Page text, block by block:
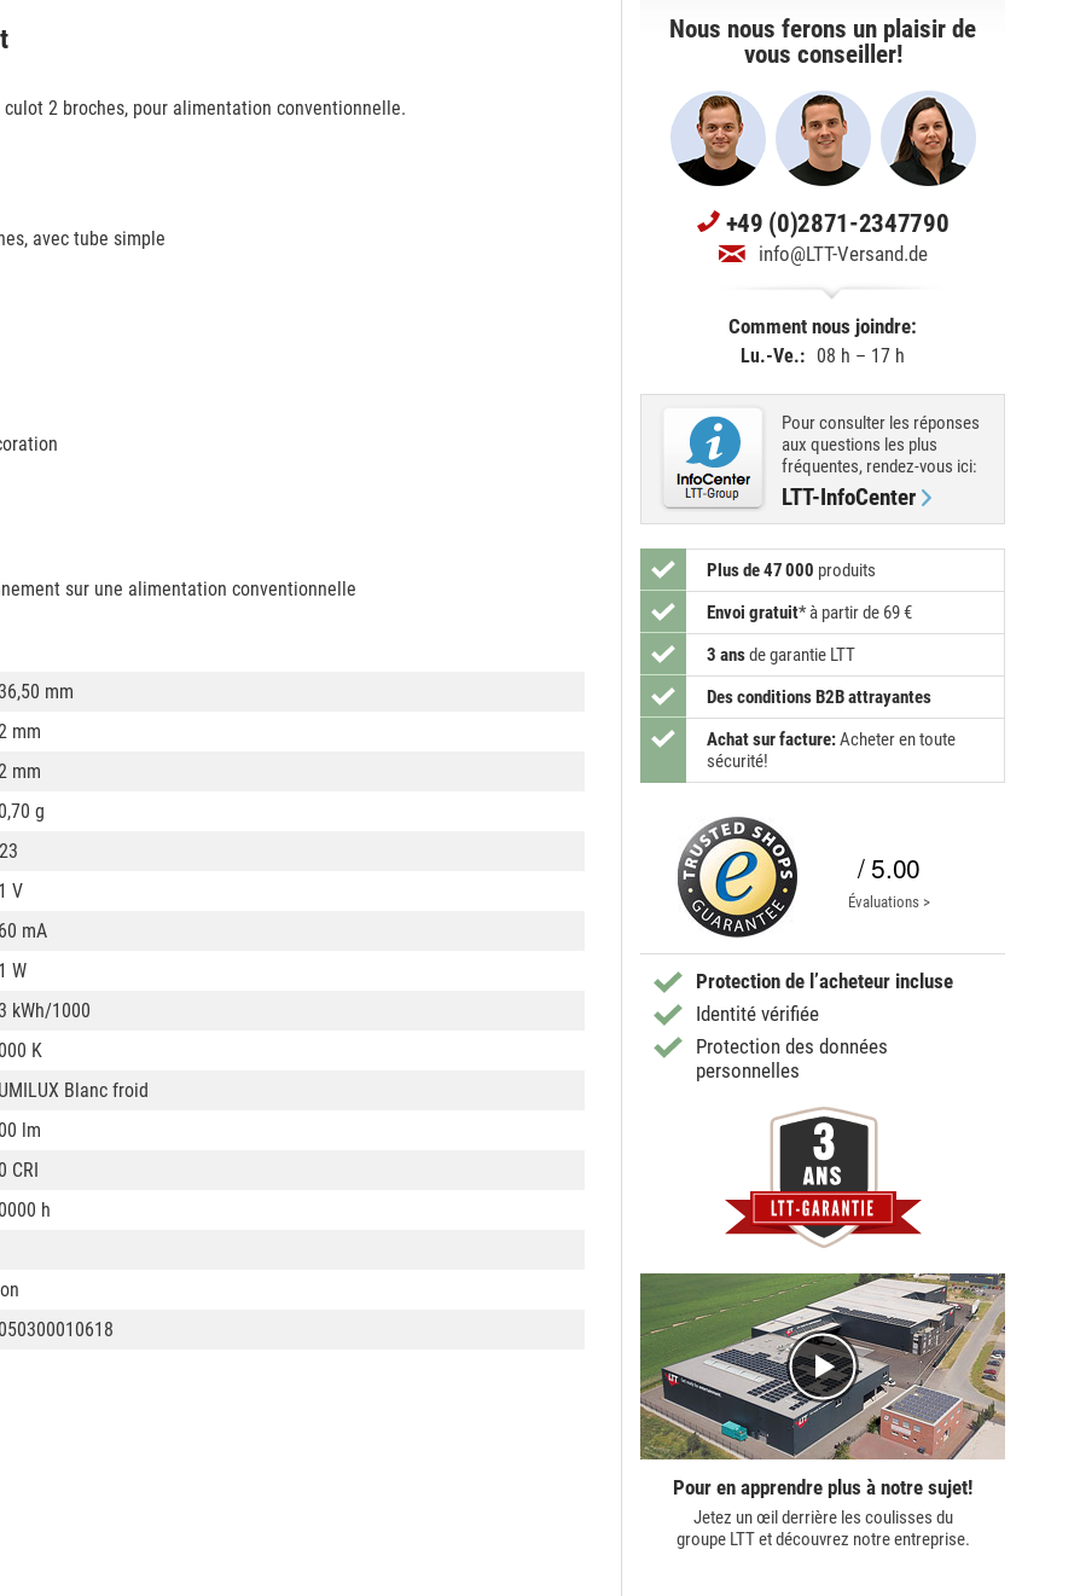
2 broches, pour alimentation conventionnelle.
avec tube simple
sur une alimentation conventionnelle
mm
mm
mm
g
V
mA
W
kWh/1000
K
Blanc froid
lm
CRI
h
Nous nous ferons un plaisir de
vous conseiller!
+49 (0)2871-2347790
info@LTT-Versand.de
Comment nous joindre:
Lu.-Ve.: 08 h – 17 h
Pour consulter les réponses
aux questions les plus
fréquentes, rendez-vous ici:
LTT-InfoCenter
Plus de 47 000 produits
Envoi gratuit* à partir de 69 €
3 ansde garantie LTT
Des conditions B2B attrayantes
Achat sur facture:Acheter en toute
sécurité!
/ 5.00
Évaluations >
Protection de l’acheteur incluse
Identité vérifiée
Protection des données
personnelles
Pour en apprendre plus à notre sujet!
Jetez un œil derrière les coulisses du
groupe LTTet découvrez notre entreprise.